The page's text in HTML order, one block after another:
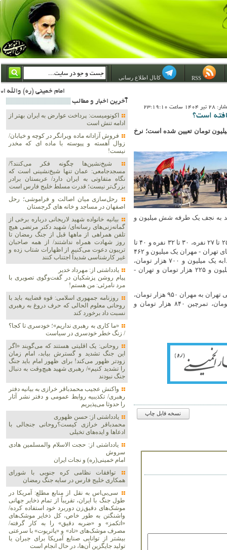
کانال اطلاع رسانی
امام خمینی (ره) والله اسلام تمامش سیاست است؛ ***** امام شهید: به گفتار امام و کردار امام اهتمام بورزید ***** امام خمینی(ره): ان شاء الله ما اندوه دلمان را در وقت مناسب با انتقام از امریکا و آل سعود برطرف خواهیم ساخت
23:19:10
است؟
اربعینی (تهران - نجف و مشهد - نجف) امسال ۱۳ تا ۱۵ میلیون تومان تعیین شده است؛ نرخ
۱۰ میلیون تومان و مشهد به نجف یک طرفه شش میلیون و
بلیت اتوبوس ویژه مسیرهای اربعینی امسال بسته به نوع اتوبوس یعنی ۲۵ تا ۲۷ نفره، ۳۰ تا ۳۲ نفره و ۴۰ تا
۴۴ نفره متفاوت است. برای مثال قیمت اتوبوس ۲۵ تا ۲۷ نفره در مسیرهای تهران - مهران یک میلیون و ۴۶۲
هزار تومان، تهران - شلمچه یک میلیون و ۷۳۷ هزار تومان، تهران - چذابه یک میلیون و ۷۰۰ هزار تومان،
تهران - خسروی یک میلیون و ۳۱۶ هزار تومان، تهران - باشماق یک میلیون و ۲۲۵ هزار تومان و تهران -
این قیمت‌ها سال گذشته برای اتوبوس‌های ۲۵ نفره ویژه مسیرهای اربعینی تهران به مهران ۹۵۰ هزار تومان،
خسروی ۸۷۵هزار تومان، چذابه ۹۹۰ هزار تومان، شلمچه ۹۹۵ هزار تومان، تمرچین ۸۴۰ هزار تومان و
نسخه قابل چاپ
آخرين اخبار و مطالب
اکونومیست: پرداخت عوارض به ایران بهتر از
ادامه تنش است
فروش آزادانه ماده ویرانگر در کوچه و خیابان/
زوال آهسته و پیوسته با ماده ای که مخدر
نیست!
شیخ‌نشین‌ها چگونه فکر می‌کنند؟/
مسجدجامعی: عمان تنها شیخ‌نشینی است که
نگاه متفاوتی به ایران دارد/ عربستان برادر
بزرگ‌تر نیست؛ قدرت مسلط خلیج فارس است
رحل‌سازی میان اصالت و فراموشی؛ رحل
اصفهان در مساجد و خانه های گرجستان
بیانیه خانواده شهید لاریجانی درباره برخی از
گمانه‌زنی‌های رسانه‌ای/ شهید دکتر مرتضی هیچ
تلفن همراهی از ماهها قبل از جنگ رمضان تا
روز شهادت همراه نداشتند/ از همه صاحبان
تریبون دعوت می‌کنیم از اظهارات شتاب زده و
غیر کارشناسی شدیداً اجتناب کنند
یادداشتی از: مهرداد خدیر
پیام روشن پزشکیان در گفت‌و‌گوی تصویری با
مرد نامرئی: من هستم!
روزنامه جمهوری اسلامی: قوه قضاییه باید با
روحانی معلوم الحالی که حرف دروغ به رهبری
نسبت داد برخورد کند
«ما کاری به رهبری نداریم»؛ خودسری تا کجا؟
/ زنگ خطر خودسری در سیاست
روحانی: یک اقلیتی هستند که می‌گویند «اگر
این جنگ تشدید و گسترش بیابد، امام زمان
زودتر ظهور می‌کند! برای ظهور امام باید جنگ
را تشدید کنیم»/ رهبری شهید هیچ‌وقت به دنبال
جنگ نبودند
واکنش عجیب محمدباقر خرازی به بیانیه دفتر
رهبری/ تکذیبیه روابط عمومی و دفتر نشر آثار
را حدوثا می‌پذیریم
یادداشتی از: حسن ظهوری
محمدباقر خرازی کیست؟روحانی جنجالی با
ادعاها و ایده‌های تخیلی
یادداشتی از: حجت الاسلام والمسلمین هادی
سروش
امام خمینی(ره) و نجات ایران
توافقات نظامی کره جنوبی با شورای
همکاری خلیج فارس در سایه جنگ رمضان
سی‌بی‌اس به نقل از منابع مطلع: آمریکا در
طول جنگ با ایران، تقریباً از تمام ذخایر جهانی
موشک‌های دقیق‌زن دوربرد خود استفاده کرده/
واشنگتن به طور خاص، کل ذخایر موشک‌های
«اتکمز» و «ضربه دقیق» را به کار گرفته/
مصرف موشک‌های «تاد» و «پاتریوت» با سرعتی
بیشتر از توانایی صنایع آمریکا برای جبران یا
تولید جایگزین آن‌ها، در حال انجام است